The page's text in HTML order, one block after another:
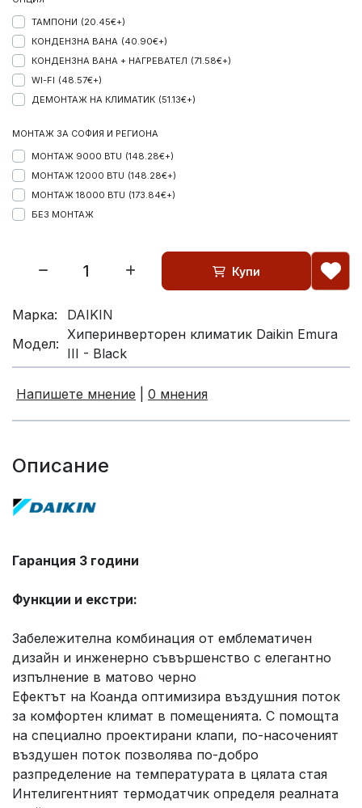
ТАМПОНИ (20.45€+)
КОНДЕНЗНА ВАНА (40.90€+)
КОНДЕНЗНА ВАНА + НАГРЕВАТЕЛ (71.58€+)
WI-FI (48.57€+)
ДЕМОНТАЖ НА КЛИМАТИК (51.13€+)
МОНТАЖ ЗА СОФИЯ И РЕГИОНА
МОНТАЖ 9000 BTU (148.28€+)
МОНТАЖ 12000 BTU (148.28€+)
МОНТАЖ 18000 BTU (173.84€+)
БЕЗ МОНТАЖ
Купи
Марка:
DAIKIN
Модел:
Хиперинверторен климатик Daikin Emura
III - Black
Напишете мнение 0 мнения
Описание
Гаранция 3 години
Функции и екстри:
Забележителна комбинация от емблематичен
дизайн и инженерно съвършенство с елегантно
изпълнение в матово черно
Ефектът на Коанда оптимизира въздушния поток
за комфортен климат в помещенията. С помощта
на специално проектирани клапи, по-насоченият
въздушен поток позволява по-добро
разпределение на температурата в цялата стая
Интелигентният термодатчик определя реалната